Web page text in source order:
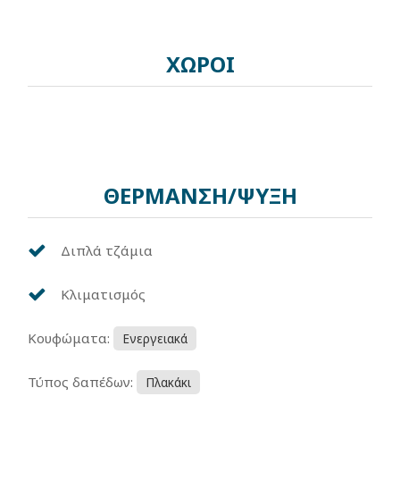
ΧΩΡΟΙ
ΘΕΡΜΑΝΣΗ/ΨΥΞΗ
Διπλά τζάμια
Κλιματισμός
Κουφώματα: Ενεργειακά
Τύπος δαπέδων: Πλακάκι